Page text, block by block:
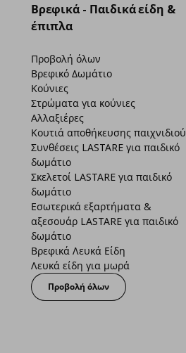
Βρεφικά - Παιδικά είδη &
έπιπλα
Προβολή όλων
Βρεφικό Δωμάτιο
Κούνιες
Στρώματα για κούνιες
Αλλαξιέρες
Κουτιά αποθήκευσης παιχνιδιού
Συνθέσεις LASTARE για παιδικό
δωμάτιο
Σκελετοί LASTARE για παιδικό
δωμάτιο
Εσωτερικά εξαρτήματα &
αξεσουάρ LASTARE για παιδικό
δωμάτιο
Βρεφικά Λευκά Είδη
Λευκά είδη για μωρά
Προβολή όλων